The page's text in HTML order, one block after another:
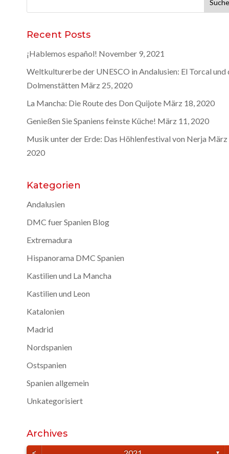
nach:
Recent Posts
¡Hablemos español! November 9, 2021
Weltkulturerbe der UNESCO in Andalusien: El Torcal und
Dolmenstätten März 25, 2020
La Mancha: Die Route des Don Quijote März 18, 2020
Genießen Sie Spaniens feinste Küche! März 11, 2020
Musik unter der Erde: Das Höhlenfestival von Nerja März
2020
Kategorien
Andalusien
DMC fuer Spanien Blog
Extremadura
Hispanorama DMC Spanien
Kastilien und La Mancha
Kastilien und Leon
Katalonien
Madrid
Nordspanien
Ostspanien
Spanien allgemein
Unkategorisiert
Archives
▼